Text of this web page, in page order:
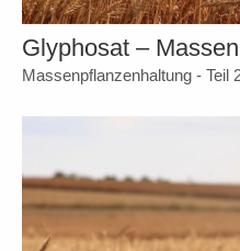
Glyphosat –
Massenpflanzenhaltung - Teil